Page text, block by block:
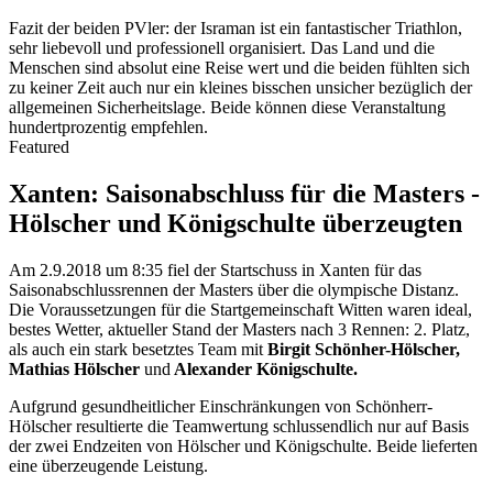
Fazit der beiden PVler: der Israman ist ein fantastischer Triathlon,
sehr liebevoll und professionell organisiert. Das Land und die
Menschen sind absolut eine Reise wert und die beiden fühlten sich
zu keiner Zeit auch nur ein kleines bisschen unsicher bezüglich der
allgemeinen Sicherheitslage. Beide können diese Veranstaltung
hundertprozentig empfehlen.
Featured
Xanten: Saisonabschluss für die Masters -
Hölscher und Königschulte überzeugten
Am 2.9.2018 um 8:35 fiel der Startschuss in Xanten für das
Saisonabschlussrennen der Masters über die olympische Distanz.
Die Voraussetzungen für die Startgemeinschaft Witten waren ideal,
bestes Wetter, aktueller Stand der Masters nach 3 Rennen: 2. Platz,
als auch ein stark besetztes Team mit Birgit Schönher-Hölscher,
Mathias Hölscher und Alexander Königschulte.
Aufgrund gesundheitlicher Einschränkungen von Schönherr-
Hölscher resultierte die Teamwertung schlussendlich nur auf Basis
der zwei Endzeiten von Hölscher und Königschulte. Beide lieferten
eine überzeugende Leistung.